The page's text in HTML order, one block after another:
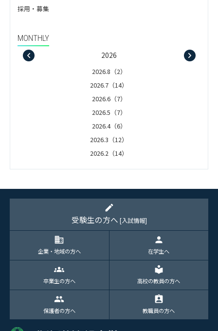
採用・募集
MONTHLY
2026
2026.8（2）
2026.7（14）
2026.6（7）
2026.5（7）
2026.4（6）
2026.3（12）
2026.2（14）
2026.1（5）
edit
受験生の方へ [入試情報]
domain
企業・地域の方へ
person
在学生へ
groups
卒業生の方へ
local_library
高校の教員の方へ
group
保護者の方へ
assignment_ind
教職員の方へ